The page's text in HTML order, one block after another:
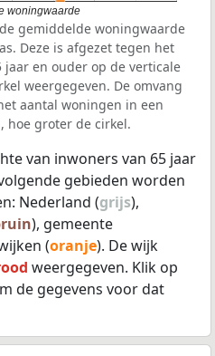
woningwaarde
gemiddelde woningwaarde
Deze is afgezet tegen het
en ouder op de verticale
weergegeven. De omvang
aantal woningen in een
hoe groter de cirkel.
van inwoners van 65 jaar
gebieden worden
Nederland (grijs),
), gemeente
(oranje). De wijk
weergegeven. Klik op
de gegevens voor dat